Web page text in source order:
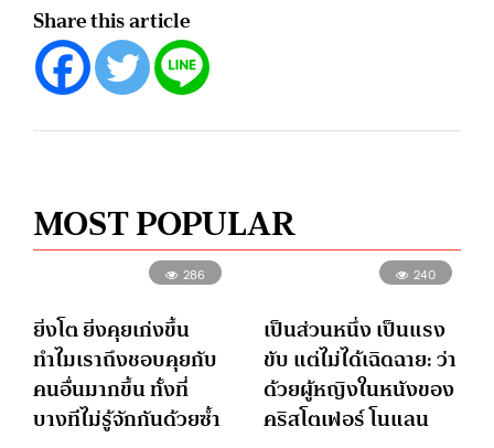
Share this article
MOST POPULAR
286
ยิ่งโต ยิ่งคุยเก่งขึ้น
ทำไมเราถึงชอบคุยกับ
คนอื่นมากขึ้น ทั้งที่
บางทีไม่รู้จักกันด้วยซ้ำ
240
เป็นส่วนหนึ่ง เป็นแรง
ขับ แต่ไม่ได้เฉิดฉาย: ว่า
ด้วยผู้หญิงในหนังของ
คริสโตเฟอร์ โนแลน